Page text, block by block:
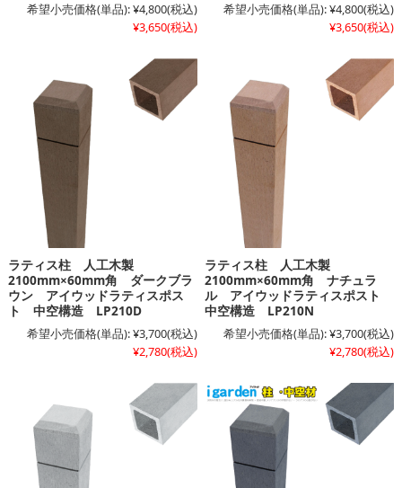
希望小売価格(単品):¥4,800(税込)
¥3,650(税込)
希望小売価格(単品):¥4,800(税込)
¥3,650(税込)
ラティス柱 人工木製
2100mm×60mm角 ダークブラ
ウン アイウッドラティスポス
ト 中空構造 LP210D
希望小売価格(単品):¥3,700(税込)
¥2,780(税込)
ラティス柱 人工木製
2100mm×60mm角 ナチュラ
ル アイウッドラティスポスト
中空構造 LP210N
希望小売価格(単品):¥3,700(税込)
¥2,780(税込)